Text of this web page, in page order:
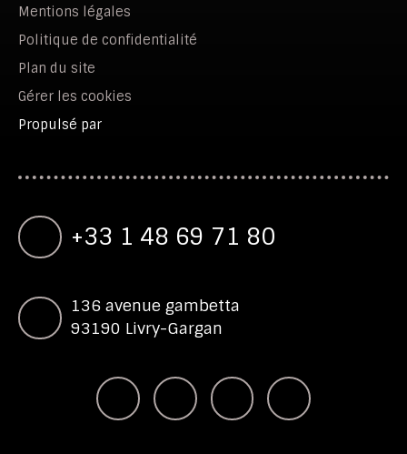
Mentions légales
Politique de confidentialité
Plan du site
Gérer les cookies
Propulsé par
+33 1 48 69 71 80
136 avenue gambetta
93190 Livry-Gargan